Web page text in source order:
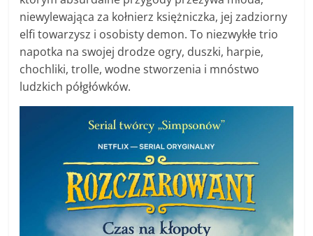
niewylewająca za kołnierz księżniczka, jej zadziorny
elfi towarzysz i osobisty demon. To niezwykłe trio
napotka na swojej drodze ogry, duszki, harpie,
chochliki, trolle, wodne stworzenia i mnóstwo
ludzkich półgłówków.